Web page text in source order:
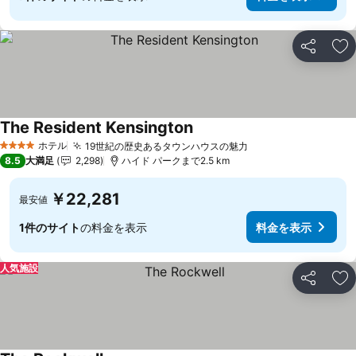
シェア お
4 ホテルのランク
ホテル 19世紀の歴史あるタウンハウスの魅力
The Resident Kensington
8.5 大満足 2,298 ハイド パークまで2.5 km
最安値 ￥22,281
1件のサイトの料金を表示 料金を表示
シェア お
人気施設